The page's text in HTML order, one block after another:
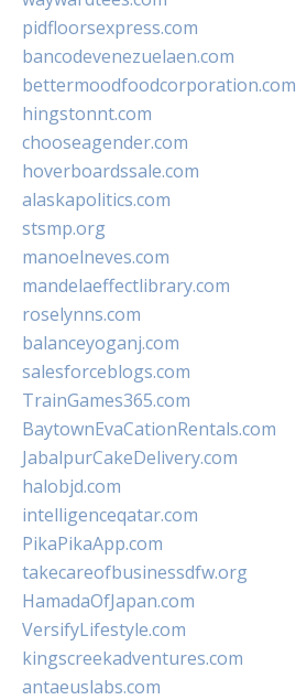
pidfloorsexpress.com
bancodevenezuelaen.com
bettermoodfoodcorporation.com
hingstonnt.com
chooseagender.com
hoverboardssale.com
alaskapolitics.com
stsmp.org
manoelneves.com
mandelaeffectlibrary.com
roselynns.com
balanceyoganj.com
salesforceblogs.com
TrainGames365.com
BaytownEvaCationRentals.com
JabalpurCakeDelivery.com
halobjd.com
intelligenceqatar.com
PikaPikaApp.com
takecareofbusinessdfw.org
HamadaOfJapan.com
VersifyLifestyle.com
kingscreekadventures.com
antaeuslabs.com